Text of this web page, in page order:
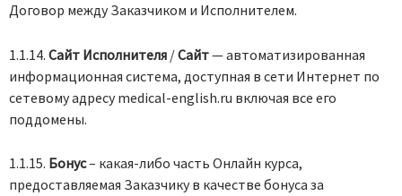
Договор между Заказчиком и Исполнителем.
1.1.14. Сайт Исполнителя /Сайт— автоматизированная
информационная система, доступная в сети Интернет по
сетевому адресу medical-english.ru включая все его
поддомены.
1.1.15. Бонус– какая-либо часть Онлайн курса,
предоставляемая Заказчику в качестве бонуса за